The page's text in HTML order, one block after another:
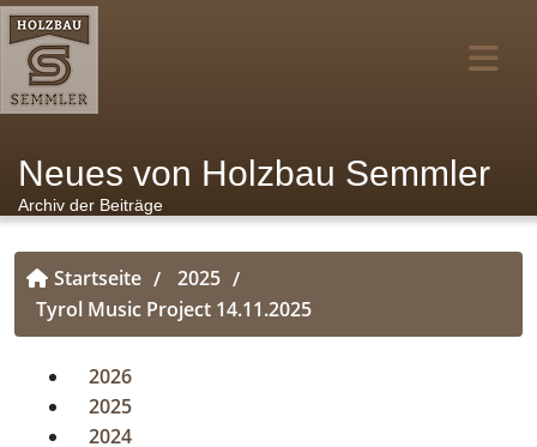
Neues von Holzbau Semmler
Archiv der Beiträge
Startseite / 2025 /
Tyrol Music Project 14.11.2025
2026
2025
2024